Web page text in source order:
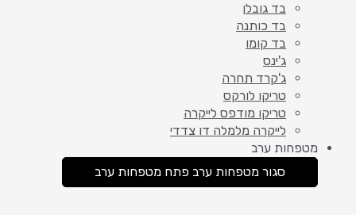
בד גובלן
בד כותנה
בד קומו
ג'ינס
ג'קרד תחרה
טריקו לורקס
טריקו מודפס לייקרה
לייקרה מלמלה דו צדדי
מטפחות ערב
סגור מטפחות ערב פתח מטפחות ערב